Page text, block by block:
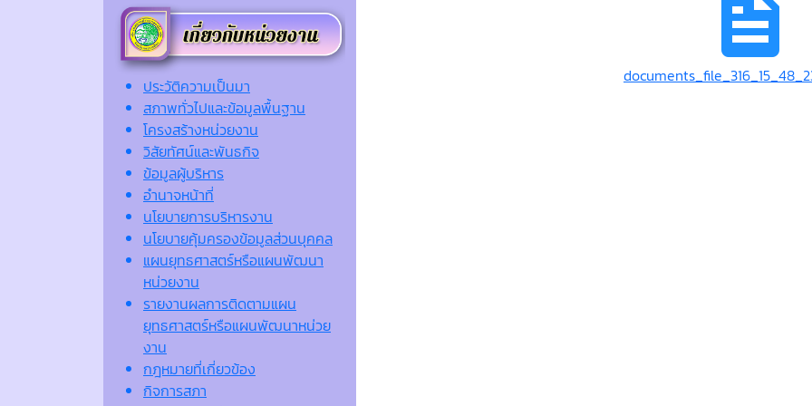
ประวัติความเป็นมา
สภาพทั่วไปและข้อมูลพื้นฐาน
โครงสร้างหน่วยงาน
วิสัยทัศน์และพันธกิจ
ข้อมูลผู้บริหาร
อำนาจหน้าที่
นโยบายการบริหารงาน
นโยบายคุ้มครองข้อมูลส่วนบุคคล
แผนยุทธศาสตร์หรือแผนพัฒนา
หน่วยงาน
รายงานผลการติดตามแผน
ยุทธศาสตร์หรือแผนพัฒนาหน่วย
งาน
กฎหมายที่เกี่ยวข้อง
กิจการสภา